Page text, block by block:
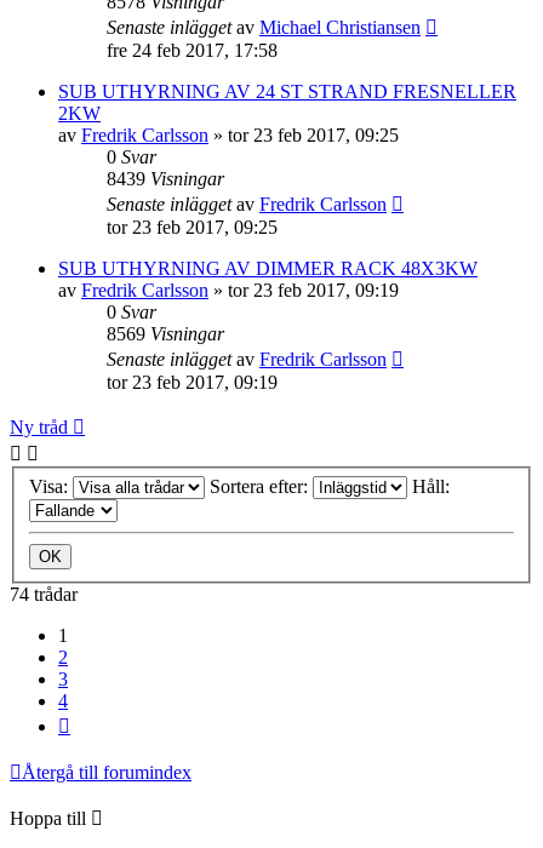
Senaste inläggetav Michael Christiansen
fre 24 feb 2017, 17:58
SUB UTHYRNING AV 24 ST STRAND FRESNELLER
2KW
av Fredrik Carlsson » tor 23 feb 2017, 09:25
0 Svar
8439 Visningar
Senaste inläggetav Fredrik Carlsson
tor 23 feb 2017, 09:25
SUB UTHYRNING AV DIMMER RACK 48X3KW
av Fredrik Carlsson » tor 23 feb 2017, 09:19
0 Svar
8569 Visningar
Senaste inläggetav Fredrik Carlsson
tor 23 feb 2017, 09:19
Ny tråd
Visa: Sortera efter: Håll:
74 trådar
1
2
3
4
Återgå till forumindex
Hoppa till